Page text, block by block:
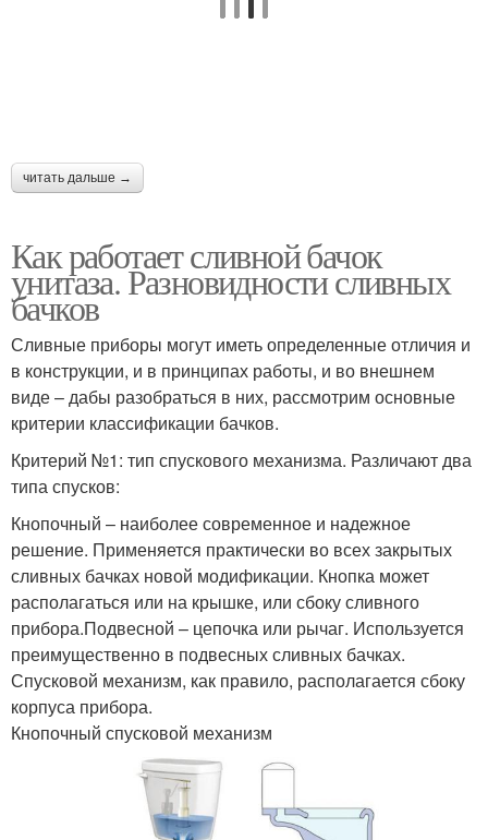
читать дальше →
Как работает сливной бачок
унитаза. Разновидности сливных
бачков
Сливные приборы могут иметь определенные отличия и
в конструкции, и в принципах работы, и во внешнем
виде – дабы разобраться в них, рассмотрим основные
критерии классификации бачков.
Критерий №1: тип спускового механизма. Различают два
типа спусков:
Кнопочный – наиболее современное и надежное
решение. Применяется практически во всех закрытых
сливных бачках новой модификации. Кнопка может
располагаться или на крышке, или сбоку сливного
прибора.Подвесной – цепочка или рычаг. Используется
преимущественно в подвесных сливных бачках.
Спусковой механизм, как правило, располагается сбоку
корпуса прибора.
Кнопочный спусковой механизм